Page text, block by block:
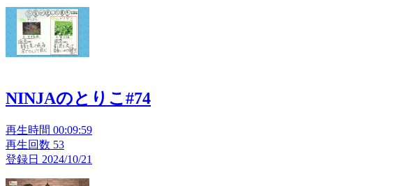
NINJAのとりこ#74
再生時間 00:09:59
再生回数 53
登録日 2024/10/21